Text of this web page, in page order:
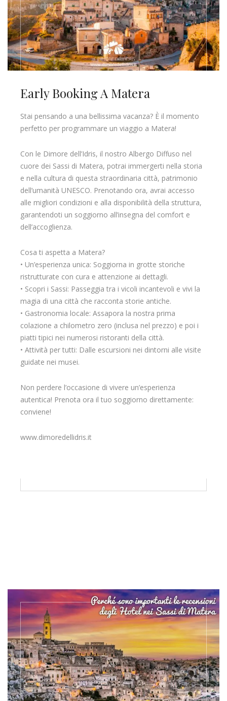
Early Booking A Matera
Stai pensando a una bellissima vacanza? È il momento
perfetto per programmare un viaggio a Matera!
Con le Dimore dell’Idris, il nostro Albergo Diffuso nel
cuore dei Sassi di Matera, potrai immergerti nella storia
e nella cultura di questa straordinaria città, patrimonio
dell’umanità UNESCO. Prenotando ora, avrai accesso
alle migliori condizioni e alla disponibilità della struttura,
garantendoti un soggiorno all’insegna del comfort e
dell’accoglienza.
Cosa ti aspetta a Matera?
• Un’esperienza unica: Soggiorna in grotte storiche
ristrutturate con cura e attenzione ai dettagli.
• Scopri i Sassi: Passeggia tra i vicoli incantevoli e vivi la
magia di una città che racconta storie antiche.
• Gastronomia locale: Assapora la nostra prima
colazione a chilometro zero (inclusa nel prezzo) e poi i
piatti tipici nei numerosi ristoranti della città.
• Attività per tutti: Dalle escursioni nei dintorni alle visite
guidate nei musei.
Non perdere l’occasione di vivere un’esperienza
autentica! Prenota ora il tuo soggiorno direttamente:
conviene!
www.dimoredellidris.it